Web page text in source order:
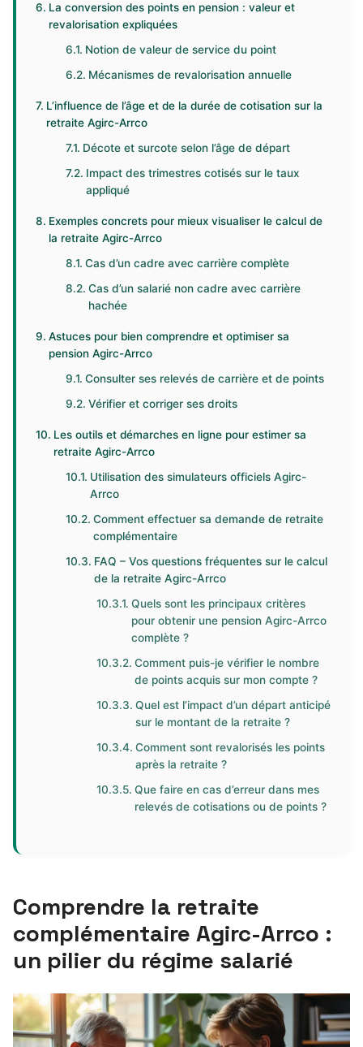
La conversion des points en pension : valeur et
revalorisation expliquées
Notion de valeur de service du point
Mécanismes de revalorisation annuelle
L’influence de l’âge et de la durée de cotisation sur la
retraite Agirc-Arrco
Décote et surcote selon l’âge de départ
Impact des trimestres cotisés sur le taux
appliqué
Exemples concrets pour mieux visualiser le calcul de
la retraite Agirc-Arrco
Cas d’un cadre avec carrière complète
Cas d’un salarié non cadre avec carrière
hachée
Astuces pour bien comprendre et optimiser sa
pension Agirc-Arrco
Consulter ses relevés de carrière et de points
Vérifier et corriger ses droits
Les outils et démarches en ligne pour estimer sa
retraite Agirc-Arrco
Utilisation des simulateurs officiels Agirc-
Arrco
Comment effectuer sa demande de retraite
complémentaire
FAQ – Vos questions fréquentes sur le calcul
de la retraite Agirc-Arrco
Quels sont les principaux critères
pour obtenir une pension Agirc-Arrco
complète ?
Comment puis-je vérifier le nombre
de points acquis sur mon compte ?
Quel est l’impact d’un départ anticipé
sur le montant de la retraite ?
Comment sont revalorisés les points
après la retraite ?
Que faire en cas d’erreur dans mes
relevés de cotisations ou de points ?
Comprendre la retraite
complémentaire Agirc-Arrco :
un pilier du régime salarié